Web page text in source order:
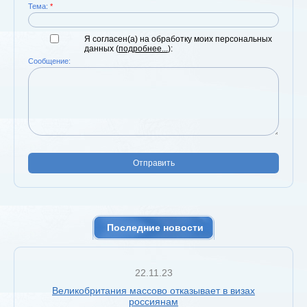
Тема: *
Я согласен(а) на обработку моих персональных
данных (подробнее...):
Сообщение:
Отправить
Последние новости
22.11.23
Великобритания массово отказывает в визах
россиянам